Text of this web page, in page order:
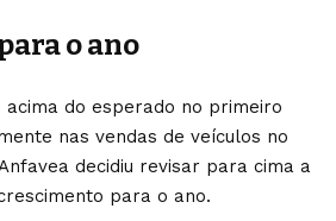
o ano
acima do esperado no primeiro
nas vendas de veículos no
decidiu revisar para cima a
para o ano.